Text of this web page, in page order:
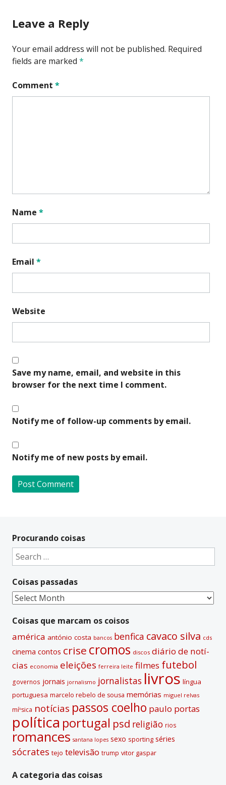
Leave a Reply
Your email address will not be published. Required
fields are marked *
Comment *
Name *
Email *
Website
Save my name, email, and website in this
browser for the next time I comment.
Notify me of follow-up comments by email.
Notify me of new posts by email.
t
e
a
t
i
v
Procurando coisas
Search
for:
Coisas passadas
Coisas
Coisas que marcam os coisos
américa antónio costa bancos benfica cavaco silva cds
cinema contos crise cromos discos diário de notí­
cias economia eleições ferreira leite filmes futebol
governos jornais jornalismo jornalistas livros lí­ngua
portuguesa marcelo rebelo de sousa memórias miguel relvas
míºsica notí­cias passos coelho paulo portas
polí­tica portugal psd religião rios
romances santana lopes sexo sporting séries
sócrates tejo televisão trump vitor gaspar
A categoria das coisas